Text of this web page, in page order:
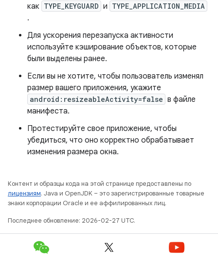
как TYPE_KEYGUARD и TYPE_APPLICATION_MEDIA
.
Для ускорения перезапуска активности
используйте кэширование объектов, которые
были выделены ранее.
Если вы не хотите, чтобы пользователь изменял
размер вашего приложения, укажите
android:resizeableActivity=false в файле
манифеста.
Протестируйте свое приложение, чтобы
убедиться, что оно корректно обрабатывает
изменения размера окна.
Контент и образцы кода на этой странице предоставлены по
лицензиям. Java и OpenJDK – это зарегистрированные товарные
знаки корпорации Oracle и ее аффилированных лиц.
Последнее обновление: 2026-02-27 UTC.